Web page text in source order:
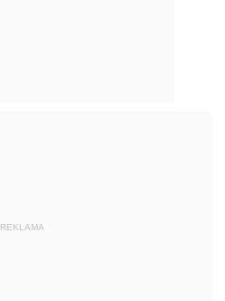
REKLAMA